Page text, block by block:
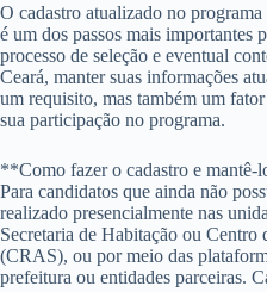
O cadastro atualizado no
é um dos passos mais importantes
processo de seleção e eventual
Ceará, manter suas informações
um requisito, mas também um
sua participação no programa.
**Como fazer o cadastro e mantê-
Para candidatos que ainda não
realizado presencialmente nas
Secretaria de Habitação ou Centro
(CRAS), ou por meio das
prefeitura ou entidades parceiras.